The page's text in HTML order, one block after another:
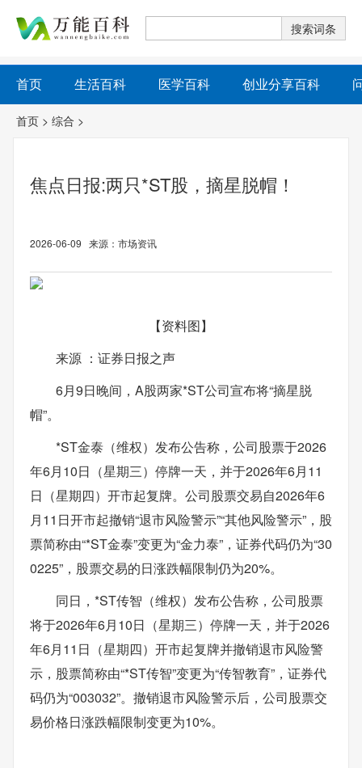
首页 生活百科 医学百科 创业分享百科
首页 > 综合 >
焦点日报:两只*ST股，摘星脱帽！
2026-06-09 来源：市场资讯
【资料图】
来源 ：证券日报之声
6月9日晚间，A股两家*ST公司宣布将“摘星脱
帽”。
*ST金泰（维权）发布公告称，公司股票于2026
年6月10日（星期三）停牌一天，并于2026年6月11
日（星期四）开市起复牌。公司股票交易自2026年6
月11日开市起撤销“退市风险警示”“其他风险警示”，股
票简称由“*ST金泰”变更为“金力泰”，证券代码仍为“30
0225”，股票交易的日涨跌幅限制仍为20%。
同日，*ST传智（维权）发布公告称，公司股票
将于2026年6月10日（星期三）停牌一天，并于2026
年6月11日（星期四）开市起复牌并撤销退市风险警
示，股票简称由“*ST传智”变更为“传智教育”，证券代
码仍为“003032”。撤销退市风险警示后，公司股票交
易价格日涨跌幅限制变更为10%。